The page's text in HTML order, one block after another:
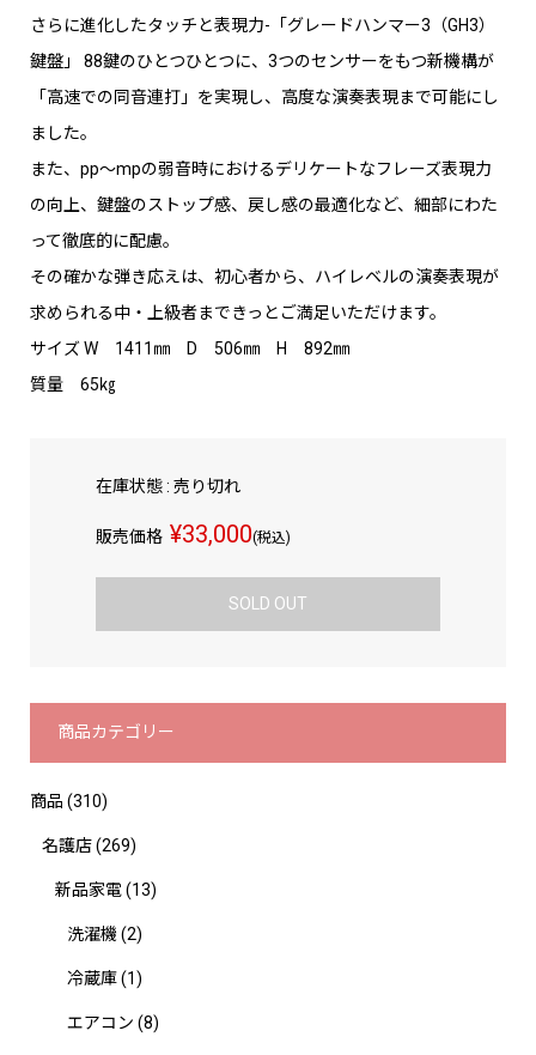
さらに進化したタッチと表現力-「グレードハンマー3（GH3）
鍵盤」 88鍵のひとつひとつに、3つのセンサーをもつ新機構が
「高速での同音連打」を実現し、高度な演奏表現まで可能にし
ました。
また、pp～mpの弱音時におけるデリケートなフレーズ表現力
の向上、鍵盤のストップ感、戻し感の最適化など、細部にわた
って徹底的に配慮。
その確かな弾き応えは、初心者から、ハイレベルの演奏表現が
求められる中・上級者まできっとご満足いただけます。
サイズ W 1411㎜ D 506㎜ H 892㎜
質量 65㎏
在庫状態 : 売り切れ
販売価格 ¥33,000(税込)
SOLD OUT
商品カテゴリー
商品 (310)
名護店(269)
新品家電(13)
洗濯機 (2)
冷蔵庫(1)
エアコン (8)